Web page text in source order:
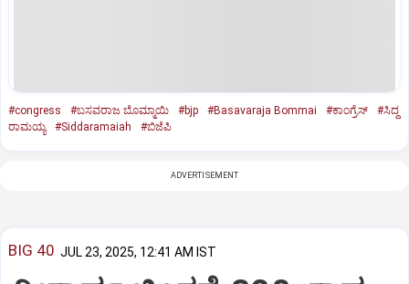
#congress #ಬಸವರಾಜ ಬೊಮ್ಮಾಯಿ #bjp #Basavaraja Bommai #ಕಾಂಗ್ರೆಸ್‌
#ಸಿದ್ದ
ರಾಮಯ್ಯ
#Siddaramaiah #ಬಿಜೆಪಿ
ADVERTISEMENT
BIG 40 JUL 23, 2025, 12:41 AM IST